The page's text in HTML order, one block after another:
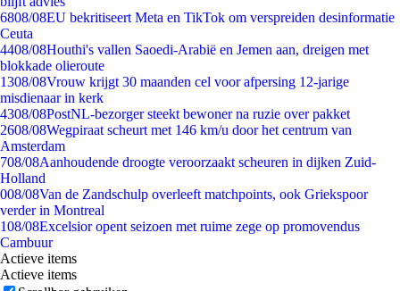
6808/08EU bekritiseert Meta en TikTok om verspreiden desinformatie
Ceuta
4408/08Houthi's vallen Saoedi-Arabië en Jemen aan, dreigen met
blokkade olieroute
1308/08Vrouw krijgt 30 maanden cel voor afpersing 12-jarige
misdienaar in kerk
4308/08PostNL-bezorger steekt bewoner na ruzie over pakket
2608/08Wegpiraat scheurt met 146 km/u door het centrum van
Amsterdam
708/08Aanhoudende droogte veroorzaakt scheuren in dijken Zuid-
Holland
008/08Van de Zandschulp overleeft matchpoints, ook Griekspoor
verder in Montreal
108/08Excelsior opent seizoen met ruime zege op promovendus
Cambuur
Actieve items
Actieve items